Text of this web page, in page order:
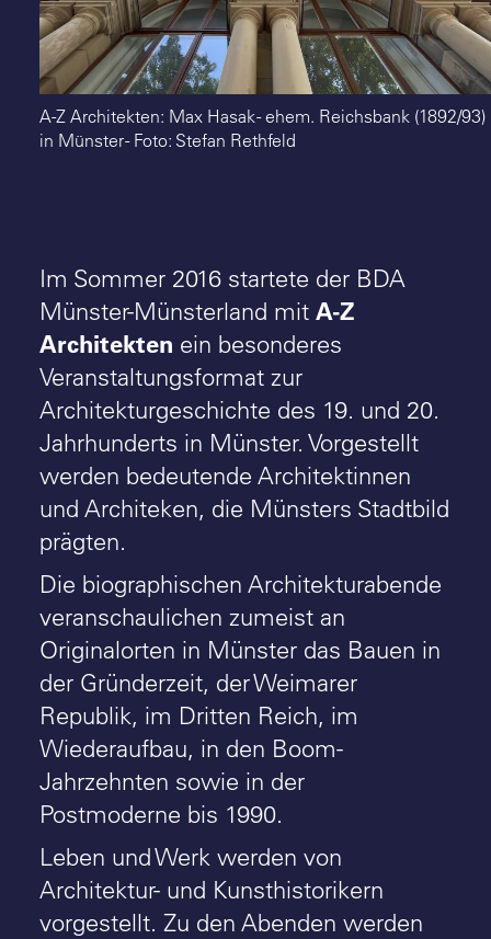
A-Z Architekten: Max Hasak - ehem. Reichsbank (1892/93)
in Münster - Foto: Stefan Rethfeld
Im Sommer 2016 startete der BDA
Münster-Münsterland mit A-Z
Architekten ein besonderes
Veranstaltungsformat zur
Architekturgeschichte des 19. und 20.
Jahrhunderts in Münster. Vorgestellt
werden bedeutende Architektinnen
und Architeken, die Münsters Stadtbild
prägten.
Die biographischen Architekturabende
veranschaulichen zumeist an
Originalorten in Münster das Bauen in
der Gründerzeit, der Weimarer
Republik, im Dritten Reich, im
Wiederaufbau, in den Boom-
Jahrzehnten sowie in der
Postmoderne bis 1990.
Leben und Werk werden von
Architektur- und Kunsthistorikern
vorgestellt. Zu den Abenden werden